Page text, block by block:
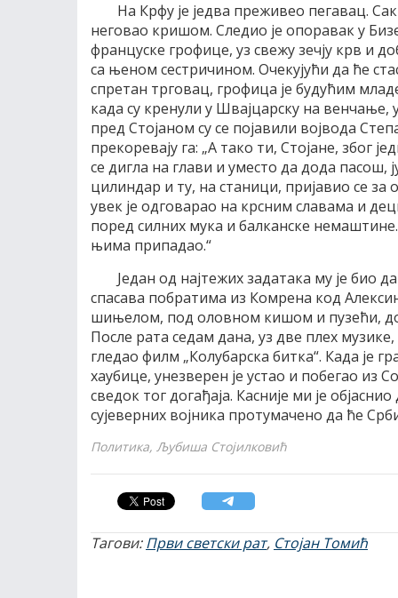
На Крфу је једва преживео пегавац.
неговао кришом. Следио је опоравак у
француске грофице, уз свежу зечју крв и
са њеном сестричином. Очекујући да ће
спретан трговац, грофица је будућим
када су кренули у Швајцарску на
пред Стојаном су се појавили војвода
прекоревају га: „А тако ти, Стојане, због
се дигла на глави и уместо да дода пасош,
цилиндар и ту, на станици, пријавио се за
увек је одговарао на крсним славама и
поред силних мука и балканске
њима припадао.“
Један од најтежих задатака му је био
спасава побратима из Комрена код
шињелом, под оловном кишом и пузећи,
После рата седам дана, уз две плех
гледао филм „Колубарска битка“. Када је
хаубице, унезверен је устао и побегао из
сведок тог догађаја. Касније ми је
сујеверних војника протумачено да ће
Политика, Љубиша Стојилковић
Тагови:Први светски рат, Стојан Томић